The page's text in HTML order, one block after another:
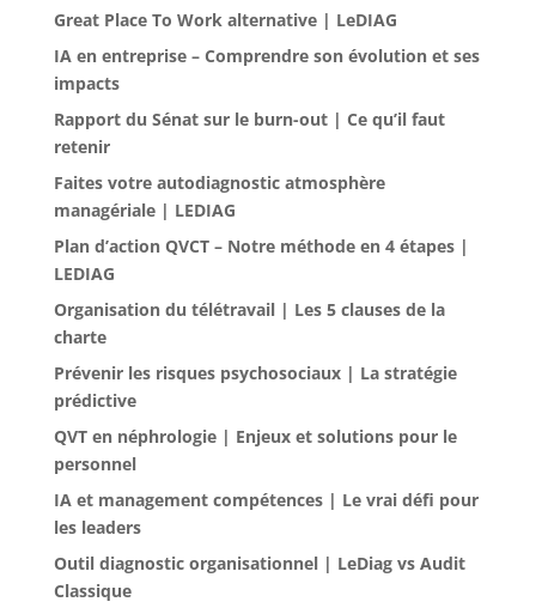
Great Place To Work alternative | LeDIAG
IA en entreprise – Comprendre son évolution et ses
impacts
Rapport du Sénat sur le burn-out | Ce qu’il faut
retenir
Faites votre autodiagnostic atmosphère
managériale | LEDIAG
Plan d’action QVCT – Notre méthode en 4 étapes |
LEDIAG
Organisation du télétravail | Les 5 clauses de la
charte
Prévenir les risques psychosociaux | La stratégie
prédictive
QVT en néphrologie | Enjeux et solutions pour le
personnel
IA et management compétences | Le vrai défi pour
les leaders
Outil diagnostic organisationnel | LeDiag vs Audit
Classique